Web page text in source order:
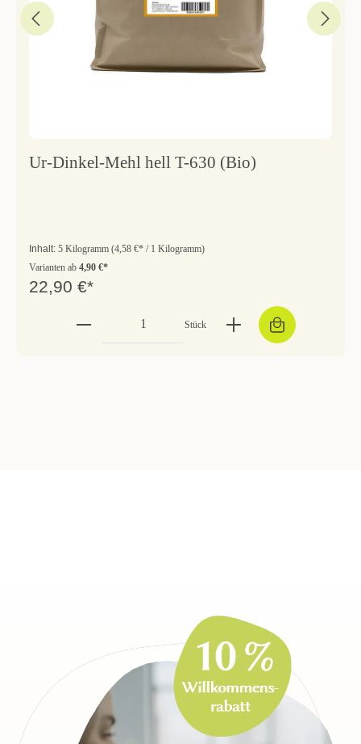
Ur-Dinkel-Mehl hell T-630 (Bio)
Inhalt: 5 Kilogramm (4,58 €* / 1 Kilogramm)
Varianten ab 4,90 €*
22,90 €*
Stück